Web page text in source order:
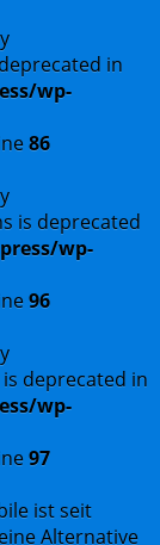
in
wp-
86
is deprecated
wp-
96
deprecated in
wp-
97
ist seit
Alternative